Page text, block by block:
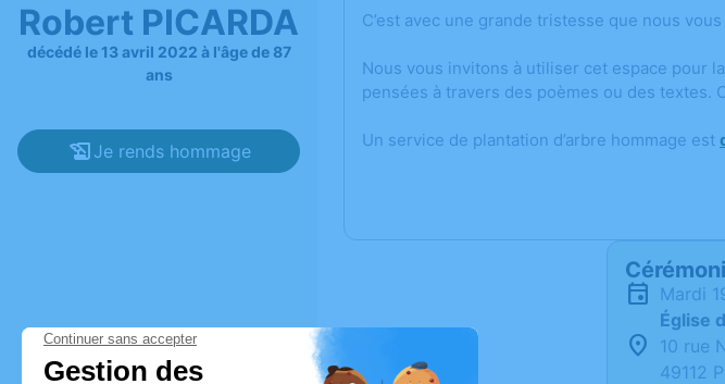
Robert PICARDA
décédé le 13 avril 2022 à l'âge de 87
ans
Je rends hommage
C’est avec une grande tristesse que nous
Nous vous invitons à utiliser cet espace pour
pensées à travers des poèmes ou des textes.
Un service de plantation d’arbre hommage est
mardi
Église
10 rue
49112